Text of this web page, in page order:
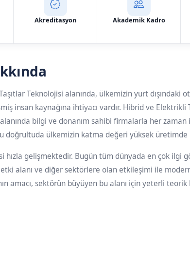
Akreditasyon Akademik Kadro
Teknolojisi alanında, ülkemizin yurt
insan kaynağına ihtiyacı vardır. Hibrid ve
bilgi ve donanım sahibi firmalarla her
doğrultuda ülkemizin katma değeri yüksek
hızla gelişmektedir. Bugün tüm dünyada en çok
alanı ve diğer sektörlere olan etkileşimi ile
amacı, sektörün büyüyen bu alanı için yeterli